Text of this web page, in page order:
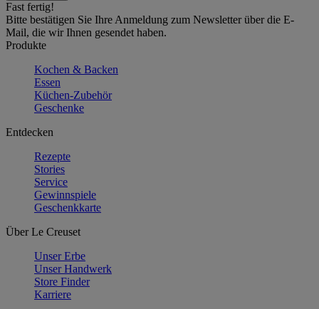
Fast fertig!
Bitte bestätigen Sie Ihre Anmeldung zum Newsletter über die E-
Mail, die wir Ihnen gesendet haben.
Produkte
Kochen & Backen
Essen
Küchen-Zubehör
Geschenke
Entdecken
Rezepte
Stories
Service
Gewinnspiele
Geschenkkarte
Über Le Creuset
Unser Erbe
Unser Handwerk
Store Finder
Karriere